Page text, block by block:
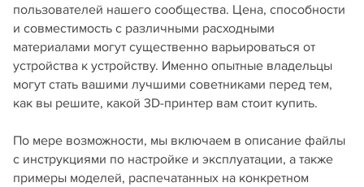
пользователей нашего сообщества. Цена, способности
и совместимость с различными расходными
материалами могут существенно варьироваться от
устройства к устройству. Именно опытные владельцы
могут стать вашими лучшими советниками перед тем,
как вы решите, какой 3D-принтер вам стоит купить.
По мере возможности, мы включаем в описание файлы
с инструкциями по настройке и эксплуатации, а также
примеры моделей, распечатанных на конкретном